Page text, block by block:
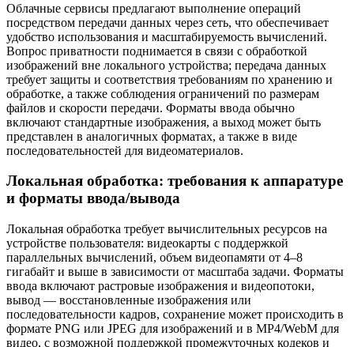
Облачные сервисы предлагают выполнение операций
посредством передачи данных через сеть, что обеспечивает
удобство использования и масштабируемость вычислений.
Вопрос приватности поднимается в связи с обработкой
изображений вне локального устройства; передача данных
требует защиты и соответствия требованиям по хранению и
обработке, а также соблюдения ограничений по размерам
файлов и скорости передачи. Форматы ввода обычно
включают стандартные изображения, а выход может быть
представлен в аналогичных форматах, а также в виде
последовательностей для видеоматериалов.
Локальная обработка: требования к аппаратуре
и форматы ввода/вывода
Локальная обработка требует вычислительных ресурсов на
устройстве пользователя: видеокарты с поддержкой
параллельных вычислений, объем видеопамяти от 4–8
гигабайт и выше в зависимости от масштаба задачи. Форматы
ввода включают растровые изображения и видеопотоки,
вывод — восстановленные изображения или
последовательности кадров, сохранение может происходить в
формате PNG или JPEG для изображений и в MP4/WebM для
видео, с возможной поддержкой промежуточных кодеков и